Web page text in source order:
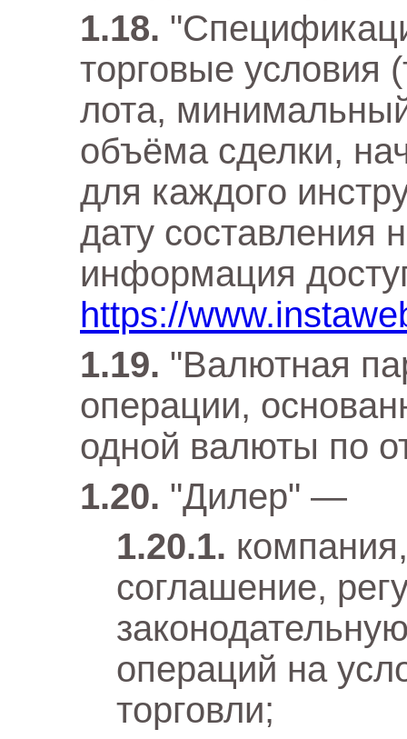
торговые условия
лота,
объёма сделки,
для каждого
дату составления
информация
https://
"Валютная
операции,
одной валюты по
"Дилер" —
соглашение,
операций на
торговли;